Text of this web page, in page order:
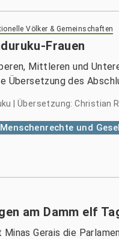
Völker & Gemeinschaften
Frauen
Mittleren und
Übersetzung des
| Übersetzung: Christian
Menschenrechte und
am Damm elf
Gerais die